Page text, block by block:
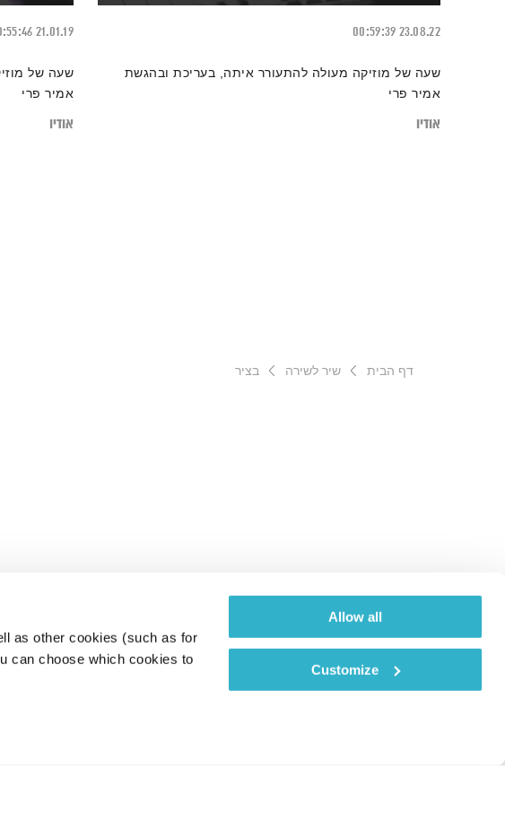
as other cookies (such as for
can choose which cookies to
Allow all
Customize
23.08.22
00:59:39
שעה של מוזיקה מעולה להתעורר איתה, בעריכת ובהגשת
אמיר פרי
אודיו
21.01.19
שעה של
אמיר פרי
אודיו
דף הבית שיר לשירה בציר